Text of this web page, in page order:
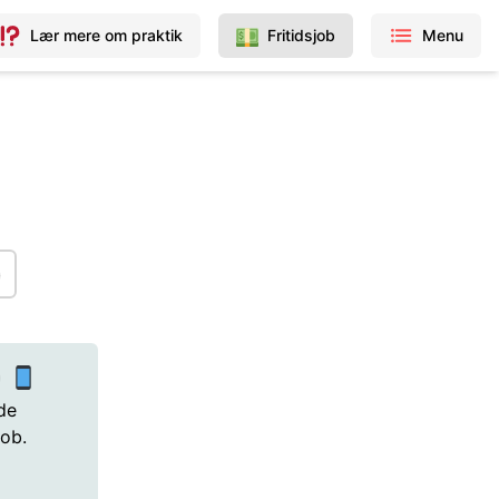
Lær mere om praktik Fritidsjob Menu